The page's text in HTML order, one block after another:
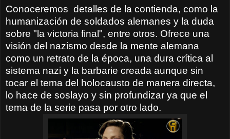
Conoceremos detalles de la contienda, como la
humanización de soldados alemanes y la duda
sobre "la victoria final", entre otros. Ofrece una
visión del nazismo desde la mente alemana
como un retrato de la época, una dura crítica al
sistema nazi y la barbarie creada aunque sin
tocar el tema del holocausto de manera directa,
lo hace de soslayo y sin profundizar ya que el
tema de la serie pasa por otro lado.